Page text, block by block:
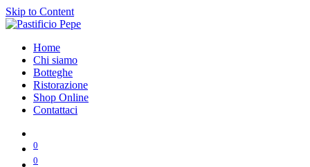
Skip to Content
Home
Chi siamo
Botteghe
Ristorazione
Shop Online
Contattaci
0
0